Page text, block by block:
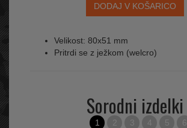
DODAJ V KOŠARICO
Velikost: 80x51 mm
Pritrdi se z ježkom (welcro)
Sorodni izdelki
1 2 3 4 5 6